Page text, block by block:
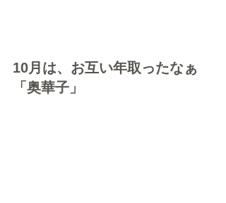
10月は、お互い年取ったなぁ
「奥華子」